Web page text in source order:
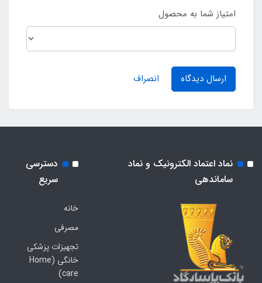
امتیاز شما به محصول
ارسال دیدگاه انصراف
نماد اعتماد الکترونیک و نماد
ساماندهی
دسترسی
سریع
خانه
مصرفی
تجهیزات پزشکی
خانگی (Home
care)